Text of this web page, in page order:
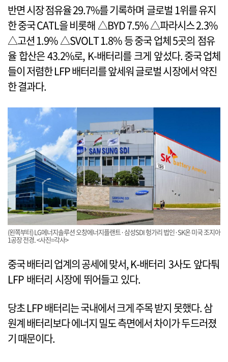
반면 시장 점유율 29.7%를 기록하며 글로벌 1위를 유지
한 중국 CATL을 비롯해 △BYD 7.5% △파라시스 2.3%
△고션 1.9% △SVOLT 1.8% 등 중국 업체 5곳의 점유
율 합산은 43.2%로, K-배터리를 크게 앞섰다. 중국 업체
들이 저렴한 LFP 배터리를 앞세워 글로벌 시장에서 약진
한 결과다.
(왼쪽부터) LG에너지솔루션 오창에너지플랜트·삼성SDI 헝가리 법인·SK온 미국 조지아
1공장 전경. <사진=각사>
중국 배터리 업계의 공세에 맞서, K-배터리 3사도 앞다퉈
LFP 배터리 시장에 뛰어들고 있다.
당초 LFP 배터리는 국내에서 크게 주목 받지 못했다. 삼
원계 배터리보다 에너지 밀도 측면에서 차이가 두드러졌
기 때문이다.